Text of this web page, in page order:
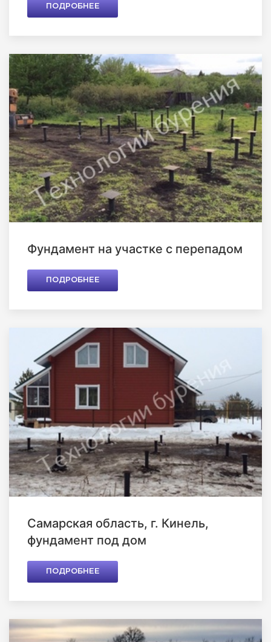
ПОДРОБНЕЕ
Фундамент на участке с перепадом
ПОДРОБНЕЕ
Самарская область, г. Кинель,
фундамент под дом
ПОДРОБНЕЕ